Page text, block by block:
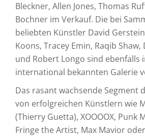
Bleckner, Allen Jones, Thomas
Bochner im Verkauf. Die bei
beliebten Künstler David
Koons, Tracey Emin, Raqib
und Robert Longo sind ebenfalls
international bekannten Galerie
Das rasant wachsende Segment
von erfolgreichen Künstlern wie
(Thierry Guetta), XOOOOX, Punk
Fringe the Artist, Max Mavior